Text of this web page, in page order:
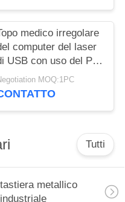
medico irregolare
computer del laser
USB con uso del PC
del rotolo
tocco
MOQ:1PC
Tutti
tastiera metallico
industriale